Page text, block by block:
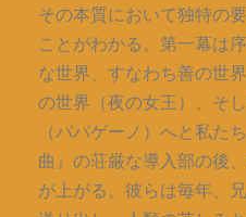
その本質において独特の
ことがわかる。第一幕は
な世界、すなわち善の世
の世界（夜の女王）、そ
（パパゲーノ）へと私た
曲』の荘厳な導入部の後
が上がる。彼らは毎年、